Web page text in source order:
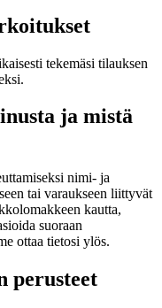
tekemäsi tilauksen
ja mistä
nimi- ja
tai varaukseen liittyvät
kautta,
suoraan
ottaa tietosi ylös.
perusteet